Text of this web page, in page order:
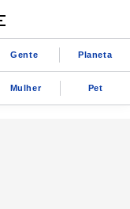
Gente Planeta
Mulher Pet